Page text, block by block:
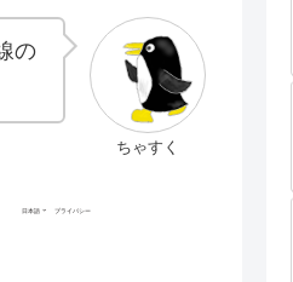
ちゃすく
の